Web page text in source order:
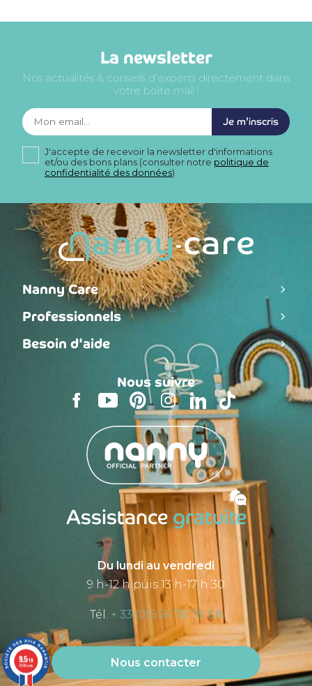
La newsletter
Nos actualités & conseils d’experts directement dans
votre boîte mail !
Je m'inscris
J'accepte de recevoir la newsletter d'informations
et/ou des bons plans (consulter notre politique de
confidentialité des données)
Nanny Care
Professionnels
Besoin d'aide
Nous suivre
Assistance gratuite
Du lundi au vendredi
9 h-12 h puis 13 h-17 h 30
Tél. + 33 (0)5 56 78 78 08
Nous contacter
9.5/10
3590 avis